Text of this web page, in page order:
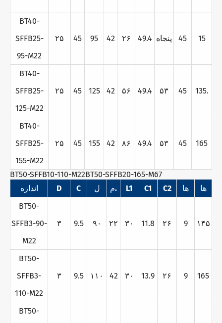
BT40-
SFFB25-
95-M22
۲۵ 45 95 42 ۲۶ 49.4 پنجاه 45 15
BT40-
SFFB25-
125-M22
۲۵ 45 125 42 ۵۶ 49.4 ۵۳ 45 135.
BT40-
SFFB25-
155-M22
۲۵ 45 155 42 ۸۶ 49.4 ۵۳ 45 165
BT50-SFFB10-110-M22BT50-SFFB20-165-M67
اندازه
D C ل م. L1 C1 C2 ها
ها
BT50-
SFFB3-90-
M22
۳ 9.5 ۹۰ ۲۲ ۳۰ 11.8 ۲۶ 9 ۱۴۵
BT50-
SFFB3-
110-M22
۳ 9.5 ۱۱۰ 42 ۳۰ 13.9 ۲۶ 9 165
BT50-